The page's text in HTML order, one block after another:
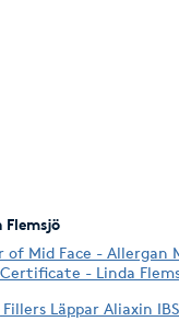
Flemsjö
of Mid Face - Allergan
- Linda
Läppar Aliaxin